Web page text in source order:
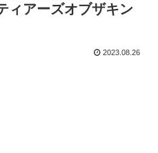
ィアーズオブザキン
2023.08.26